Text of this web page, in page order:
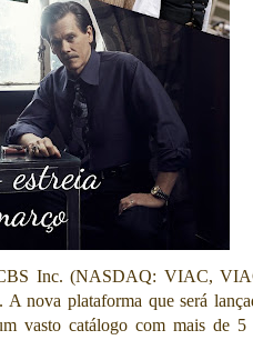
Inc. (NASDAQ: VIAC,
nova plataforma que será
vasto catálogo com mais de